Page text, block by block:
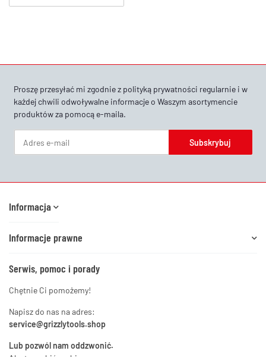
Proszę przesyłać mi zgodnie z polityką prywatności regularnie i w
każdej chwili odwoływalne informacje o Waszym asortymencie
produktów za pomocą e-maila.
Subskrybuj
Informacja
Informacje prawne
Serwis, pomoc i porady
Chętnie Ci pomożemy!
Napisz do nas na adres:
service@grizzlytools.shop
Lub pozwól nam oddzwonić.